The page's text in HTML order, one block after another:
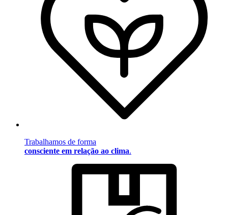
Trabalhamos de forma
consciente em relação ao clima.